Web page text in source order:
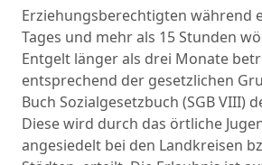
Erziehungsberechtigten während
Tages und mehr als 15 Stunden
Entgelt länger als drei Monate
entsprechend der gesetzlichen
Buch Sozialgesetzbuch (SGB VIII)
Diese wird durch das örtliche
angesiedelt bei den Landkreisen